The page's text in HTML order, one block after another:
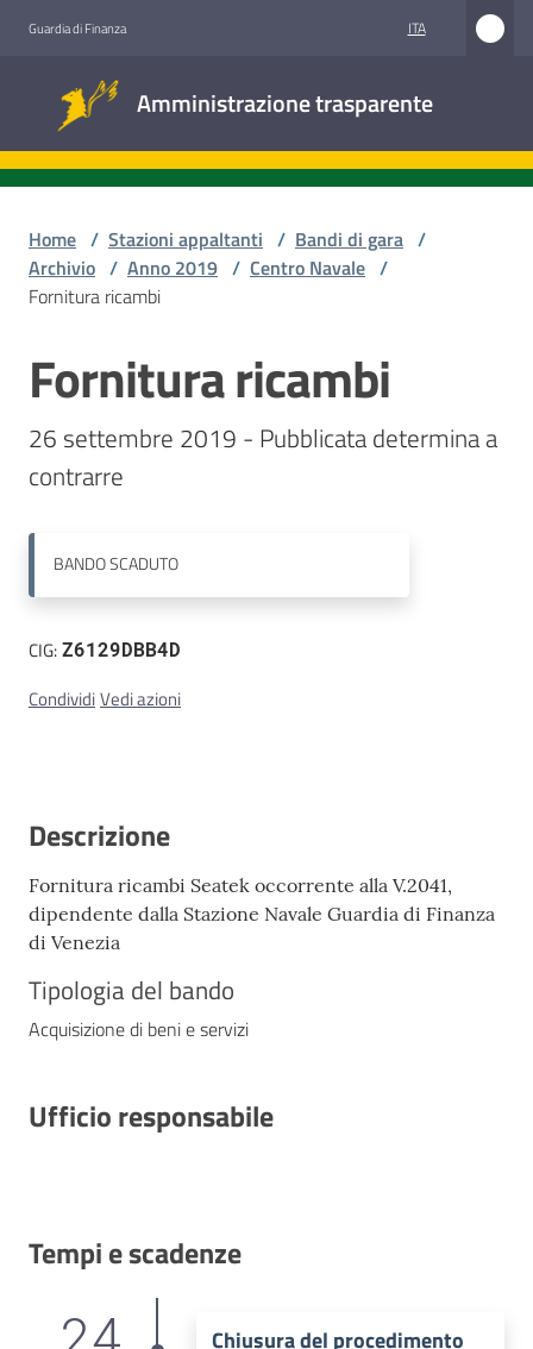
Guardia di Finanza ITA
Amministrazione trasparente
trasparente
Stazioni
appaltanti
Contatti
Home / Stazioni appaltanti / Bandi di gara /
Archivio / Anno 2019 / Centro Navale /
Fornitura ricambi
Salta al contenuto
Fornitura ricambi
26 settembre 2019 - Pubblicata determina a
BANDOSCADUTO
CIG:Z6129DBB4D
CondividiVedi azioni
Descrizione
Fornitura ricambi Seatek occorrente alla V.2041,
dipendente dalla Stazione Navale Guardia di Finanza
di Venezia
Tipologia del bando
Acquisizione di beni e servizi
Ufficio responsabile
Tempi e scadenze
Chiusura del procedimento